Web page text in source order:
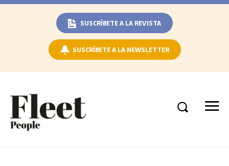
SUSCRÍBETE A LA REVISTA
SUSCRÍBETE A LA NEWSLETTER